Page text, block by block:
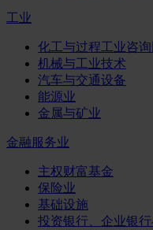
工业
化工与过程工业咨询
机械与工业技术
汽车与交通设备
能源业
金属与矿业
金融服务业
主权财富基金
保险业
基础设施
投资银行、企业银